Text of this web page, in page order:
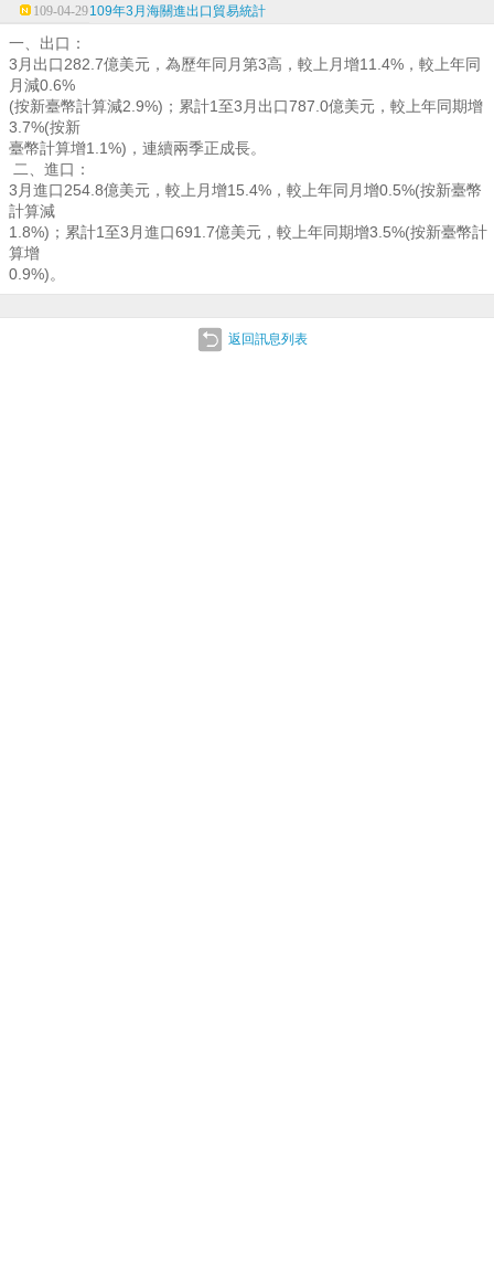
109-04-29109年3月海關進出口貿易統計
一、出口：
3月出口282.7億美元，為歷年同月第3高，較上月增11.4%，較上年同
月減0.6%
(按新臺幣計算減2.9%)；累計1至3月出口787.0億美元，較上年同期增
3.7%(按新
臺幣計算增1.1%)，連續兩季正成長。
二、進口：
3月進口254.8億美元，較上月增15.4%，較上年同月增0.5%(按新臺幣
計算減
1.8%)；累計1至3月進口691.7億美元，較上年同期增3.5%(按新臺幣計
算增
0.9%)。
返回訊息列表